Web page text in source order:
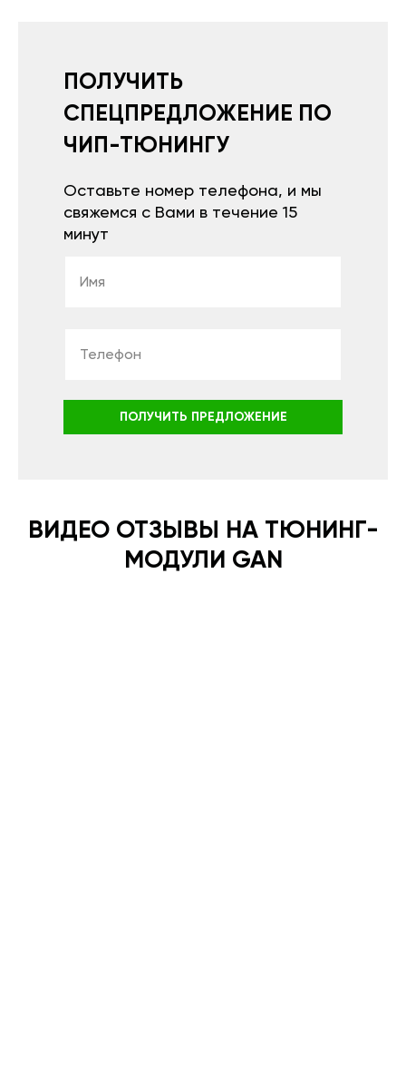
увеличился.Всем рекомендую к покупке.
ПОЛУЧИТЬ
СПЕЦПРЕДЛОЖЕНИЕ ПО
ЧИП-ТЮНИНГУ
Оставьте номер телефона, и мы
свяжемся с Вами в течение 15
минут
ПОЛУЧИТЬ ПРЕДЛОЖЕНИЕ
ВИДЕО ОТЗЫВЫ НА ТЮНИНГ-
МОДУЛИ GAN